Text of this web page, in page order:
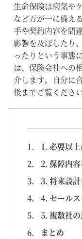
生命保険は病気や
など万が一に備え
手や契約内容を間
影響を及ぼしたり
ったりという事態
は、保険会社への
介します。自分に
後までご覧ください
1.
1. 必要以
2.
2. 保障内
3.
3. 将来設
4.
4. セール
5.
5. 複数社
6.
まとめ